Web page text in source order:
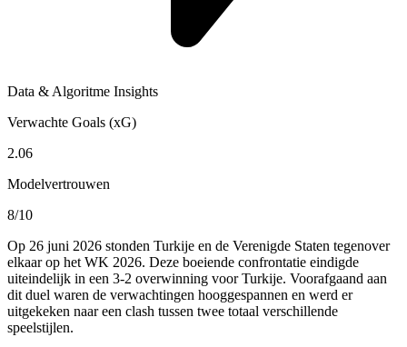
Data & Algoritme Insights
Verwachte Goals (xG)
2.06
Modelvertrouwen
8/10
Op 26 juni 2026 stonden Turkije en de Verenigde Staten tegenover
elkaar op het WK 2026. Deze boeiende confrontatie eindigde
uiteindelijk in een 3-2 overwinning voor Turkije. Voorafgaand aan
dit duel waren de verwachtingen hooggespannen en werd er
uitgekeken naar een clash tussen twee totaal verschillende
speelstijlen.